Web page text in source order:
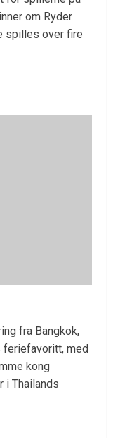
om Ryder
spilles over fire
fra Bangkok,
med
kong
i Thailands